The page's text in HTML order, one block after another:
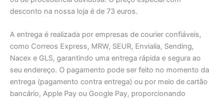
desconto na nossa loja é de 73 euros.
A entrega é realizada por empresas de courier confiáveis,
como Correos Express, MRW, SEUR, Envialia, Sending,
Nacex e GLS, garantindo uma entrega rápida e segura ao
seu endereço. O pagamento pode ser feito no momento da
entrega (pagamento contra entrega) ou por meio de cartão
bancário, Apple Pay ou Google Pay, proporcionando